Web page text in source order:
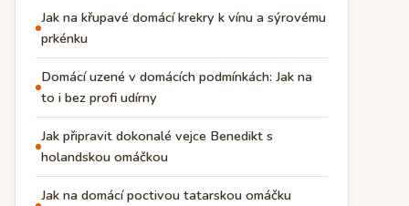
Jak na křupavé domácí krekry k vínu a sýrovému
prkénku
Domácí uzené v domácích podmínkách: Jak na
to i bez profi udírny
Jak připravit dokonalé vejce Benedikt s
holandskou omáčkou
Jak na domácí poctivou tatarskou omáčku